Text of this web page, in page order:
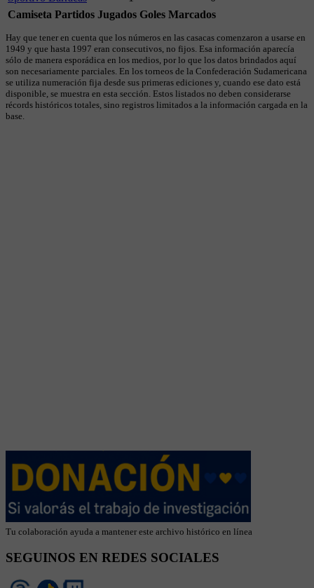
Camiseta Partidos Jugados Goles Marcados
Hay que tener en cuenta que los números en las casacas comenzaron a usarse en
1949 y que hasta 1997 eran consecutivos, no fijos. Esa información aparecía
sólo de manera esporádica en los medios, por lo que los datos brindados aquí
son necesariamente parciales. En los torneos de la Confederación Sudamericana
se utiliza numeración fija desde sus primeras ediciones y, cuando ese dato está
disponible, se muestra en esta sección. Estos listados no deben considerarse
récords históricos totales, sino registros limitados a la información cargada en la
base.
Tu colaboración ayuda a mantener este archivo histórico en línea
SEGUINOS EN REDES SOCIALES